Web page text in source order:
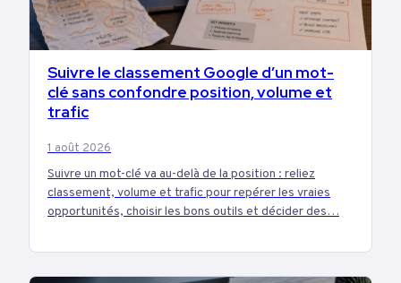
MARKETING
Suivre le classement Google d’un mot-
clé sans confondre position, volume et
trafic
1 août 2026
Suivre un mot-clé va au-delà de la position : reliez
classement, volume et trafic pour repérer les vraies
opportunités, choisir les bons outils et décider des…